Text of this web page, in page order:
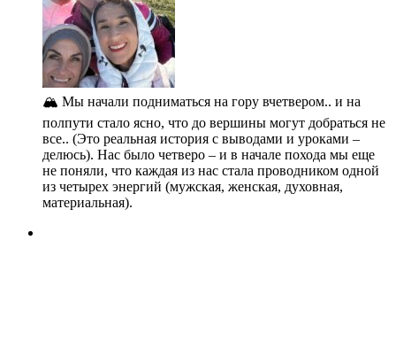
🏔️ Мы начали подниматься на гору вчетвером.. и на
полпути стало ясно, что до вершины могут добраться не
все.. (Это реальная история с выводами и уроками –
делюсь). Нас было четверо – и в начале похода мы еще
не поняли, что каждая из нас стала проводником одной
из четырех энергий (мужская, женская, духовная,
материальная).